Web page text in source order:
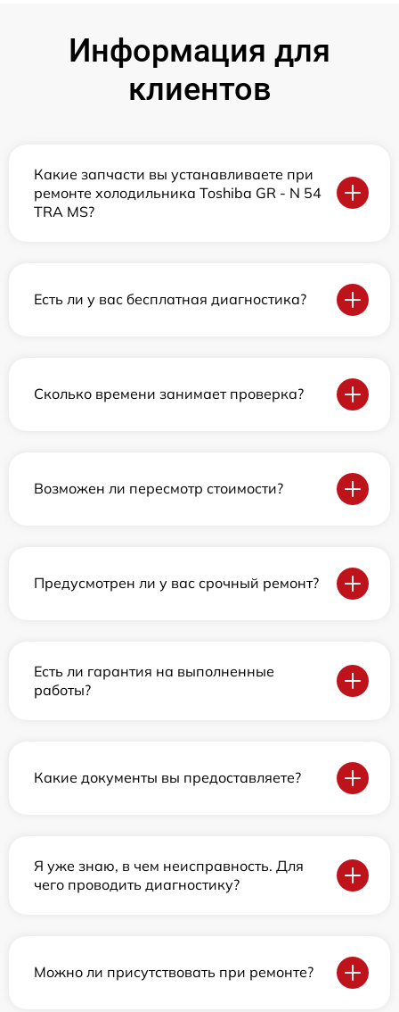
Информация для
клиентов
Какие запчасти вы устанавливаете при
ремонте холодильника Toshiba GR - N 54
TRA MS?
Есть ли у вас бесплатная диагностика?
Сколько времени занимает проверка?
Возможен ли пересмотр стоимости?
Предусмотрен ли у вас срочный ремонт?
Есть ли гарантия на выполненные
работы?
Какие документы вы предоставляете?
Я уже знаю, в чем неисправность. Для
чего проводить диагностику?
Можно ли присутствовать при ремонте?